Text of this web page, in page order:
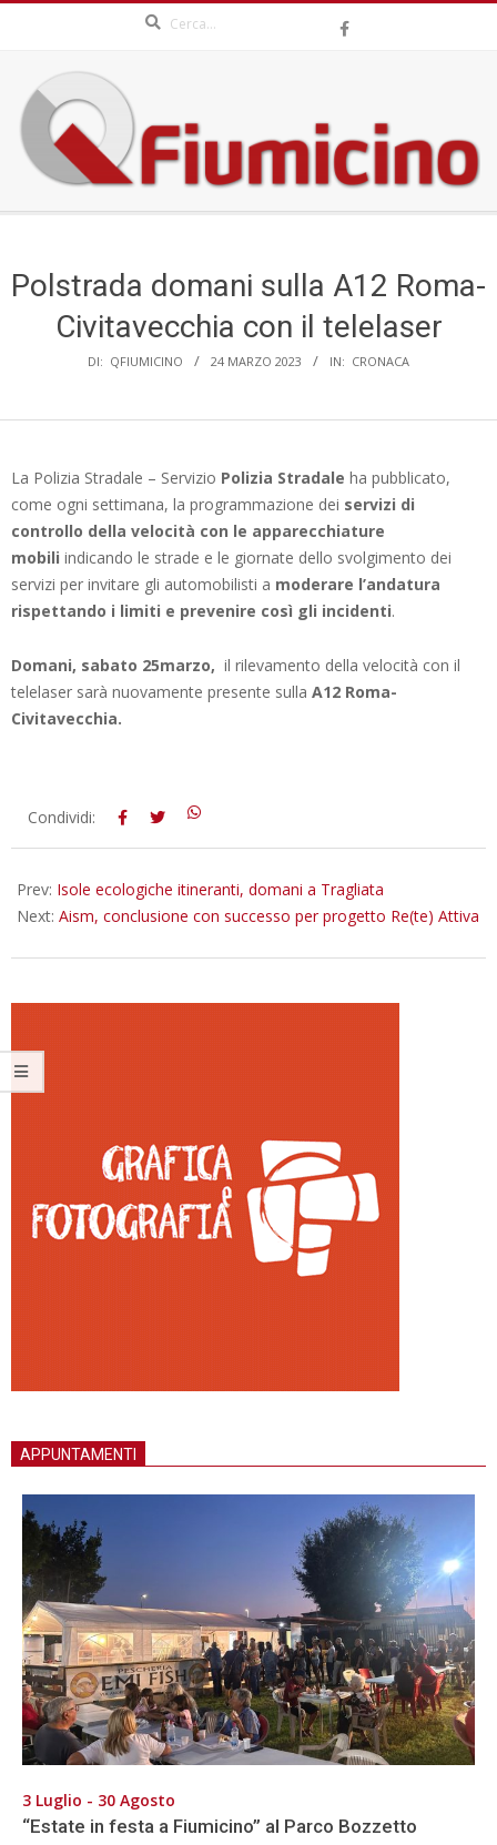
content
QFIUMICINO.COM
Menu
Polstrada domani sulla A12 Roma-
Civitavecchia con il telelaser
DI: QFIUMICINO 24 MARZO 2023 IN: CRONACA
La Polizia Stradale – Servizio Polizia Stradale ha pubblicato,
come ogni settimana, la programmazione dei servizi di
controllo della velocità con le apparecchiature
mobili indicando le strade e le giornate dello svolgimento dei
servizi per invitare gli automobilisti a moderare l’andatura
rispettando i limiti e prevenire così gli incidenti.
Domani, sabato 25marzo, il rilevamento della velocità con il
telelaser sarà nuovamente presente sulla A12 Roma-
Civitavecchia.
2023-
Condividi:
Prev: Isole ecologiche itineranti, domani a Tragliata
Next: Aism, conclusione con successo per progetto Re(te) Attiva
APPUNTAMENTI
3 Luglio - 30 Agosto
“Estate in festa a Fiumicino” al Parco Bozzetto